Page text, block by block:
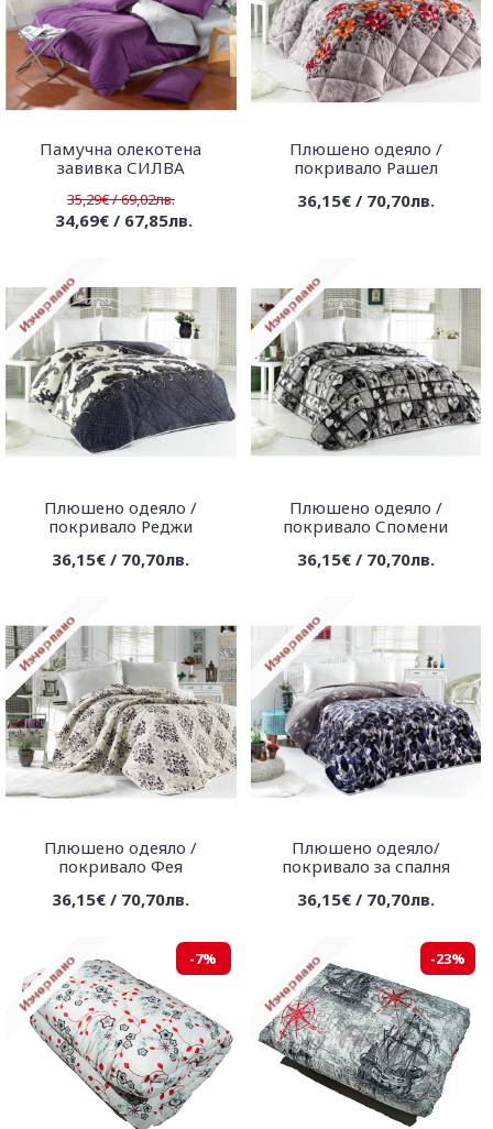
Памучна олекотена
завивка СИЛВА
35,29€ / 69,02лв.
34,69€ / 67,85лв.
Плюшено одеяло /
покривало Рашел
36,15€ / 70,70лв.
Плюшено одеяло /
покривало Реджи
36,15€ / 70,70лв.
Плюшено одеяло /
покривало Спомени
36,15€ / 70,70лв.
Плюшено одеяло /
покривало Фея
36,15€ / 70,70лв.
Плюшено одеяло/
покривало за спалня
36,15€ / 70,70лв.
-7% -23%